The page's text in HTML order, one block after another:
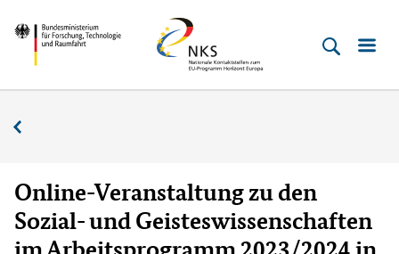
zum
Inhalt
(Eingabetaste)
zum
Hauptmenu
(Eingabetaste)
zur
Suche
(Eingabetaste)
zur
Fußleiste
(Enter)
Bundesministerium
Technologie
Raumfahrt
Horizont
Europa
Online-Veranstaltung zu den
Sozial- und Geisteswissenschaften